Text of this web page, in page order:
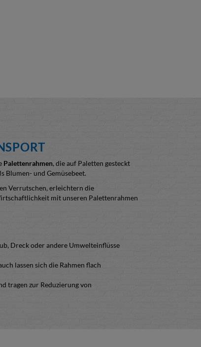
Palettenrahmen, die auf Paletten gesteckt
Blumen- und Gemüsebeet.
Verrutschen, erleichtern die
mit unseren Palettenrahmen
Dreck oder andere Umwelteinflüsse
lassen sich die Rahmen flach
tragen zur Reduzierung von